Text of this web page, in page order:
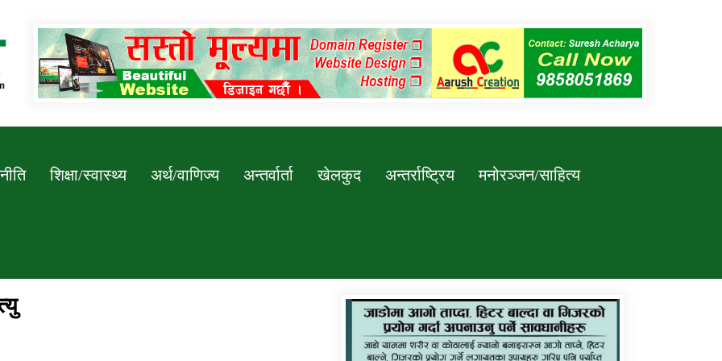
Newssarokar
शिक्षा/स्वास्थ्य अर्थ/वाणिज्य अन्तर्वार्ता खेलकुद अन्तर्राष्ट्रिय मनोरञ्जन/साहित्य
कर्णाली प्रविधि शिक्षालय जुम्लाको सुचना